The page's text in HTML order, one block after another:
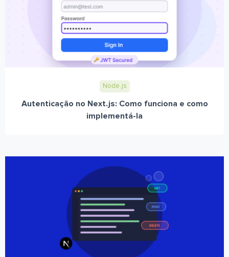
Node.js
Autenticação no Next.js: Como funciona e como
implementá-la